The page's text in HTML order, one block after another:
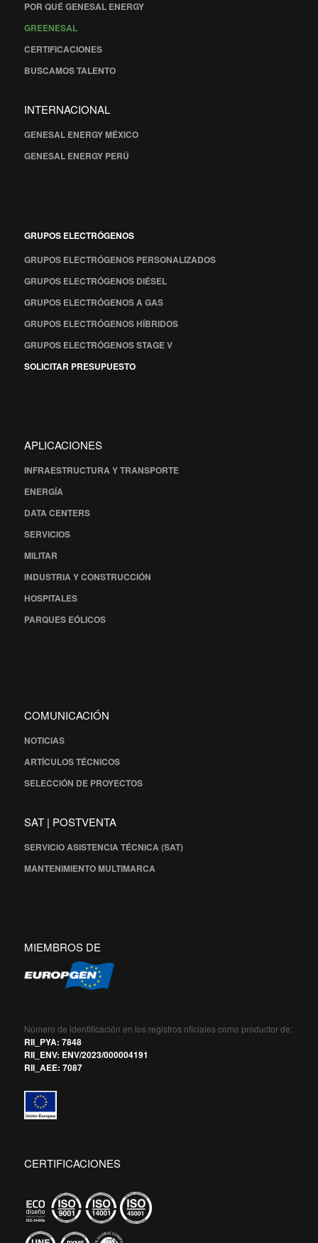
POR QUÉ GENESAL ENERGY
GREENESAL
CERTIFICACIONES
BUSCAMOS TALENTO
INTERNACIONAL
GENESAL ENERGY MÉXICO
GENESAL ENERGY PERÚ
GRUPOS ELECTRÓGENOS
GRUPOS ELECTRÓGENOS PERSONALIZADOS
GRUPOS ELECTRÓGENOS DIÉSEL
GRUPOS ELECTRÓGENOS A GAS
GRUPOS ELECTRÓGENOS HÍBRIDOS
GRUPOS ELECTRÓGENOS STAGE V
SOLICITAR PRESUPUESTO
APLICACIONES
INFRAESTRUCTURA Y TRANSPORTE
ENERGÍA
DATA CENTERS
SERVICIOS
MILITAR
INDUSTRIA Y CONSTRUCCIÓN
HOSPITALES
PARQUES EÓLICOS
COMUNICACIÓN
NOTICIAS
ARTÍCULOS TÉCNICOS
SELECCIÓN DE PROYECTOS
SAT | POSTVENTA
SERVICIO ASISTENCIA TÉCNICA (SAT)
MANTENIMIENTO MULTIMARCA
MIEMBROS DE
Número de identificación en los registros oficiales como productor de:
RII_PYA: 7848
RII_ENV: ENV/2023/000004191
RII_AEE: 7087
CERTIFICACIONES